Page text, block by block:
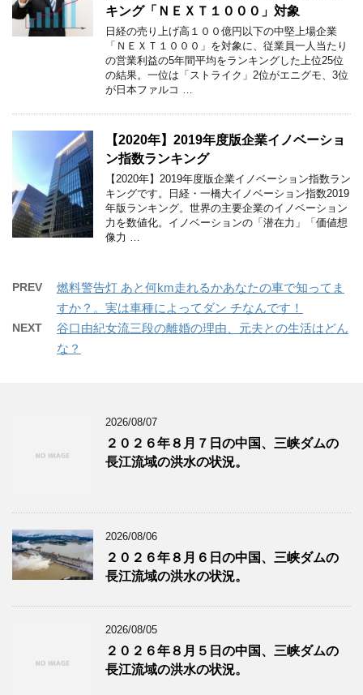
キング「ＮＥＸＴ１０００」対象
日経の売り上げ高１００億円以下の中堅上場企業
「ＮＥＸＴ１０００」を対象に、従業員一人当たり
の営業利益の5年間平均をランキングした上位25位
の結果。一位は「ストライク」2位がエニグモ、3位
が日本ファルコ …
【2020年】2019年度版企業イノベーショ
ン指数ランキング
【2020年】2019年度版企業イノベーション指数ラン
キングです。日経・一橋大イノベーション指数2019
年版ランキング。世界の主要企業のイノベーション
力を数値化。イノベーションの「潜在力」「価値想
像力 …
PREV
燃料警告灯 あと何km走れるかあなたの車で知ってま
すか？。実は車種によってダン チなんです！
NEXT
谷口由紀女流三段の離婚の理由、元夫との生活はどん
な？
2026/08/07
２０２６年８月７日の中国、三峡ダムの
長江流域の洪水の状況。
2026/08/06
２０２６年８月６日の中国、三峡ダムの
長江流域の洪水の状況。
2026/08/05
２０２６年８月５日の中国、三峡ダムの
長江流域の洪水の状況。